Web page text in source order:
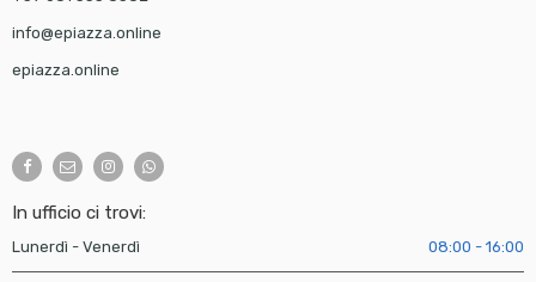
info@epiazza.online
epiazza.online
In ufficio ci trovi:
Lunerdì - Venerdì 08:00 - 16:00